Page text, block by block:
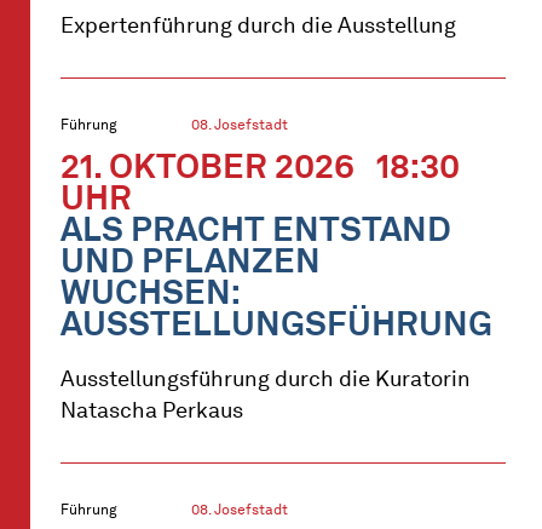
Expertenführung durch die Ausstellung
Führung 08. Josefstadt
21. OKTOBER 2026 18:30
UHR
ALS PRACHT ENTSTAND
UND PFLANZEN
WUCHSEN:
AUSSTELLUNGSFÜHRUNG
Ausstellungsführung durch die Kuratorin
Natascha Perkaus
Führung 08. Josefstadt